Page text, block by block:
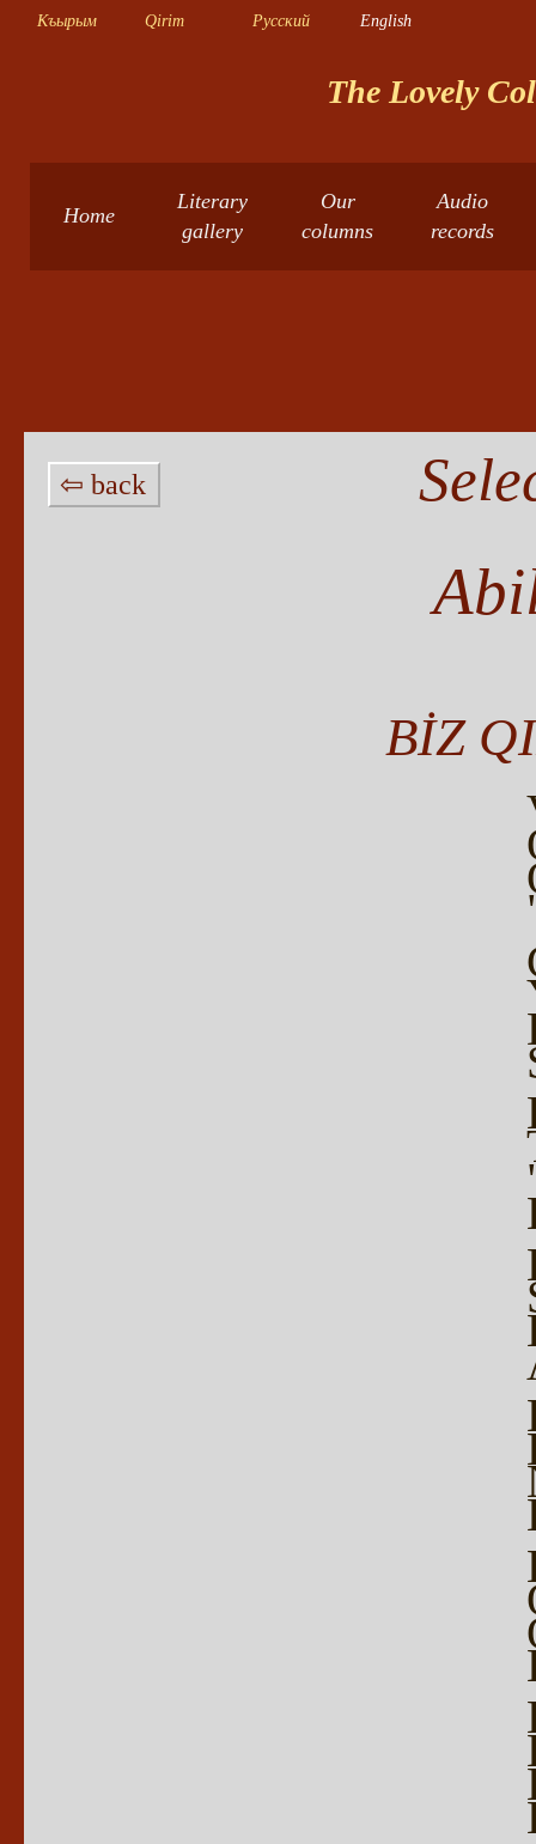
Къырым Qirim Русский English
The Lovely
Home
Literary
gallery
Our
columns
Audio
records
⇦ back
BİZ